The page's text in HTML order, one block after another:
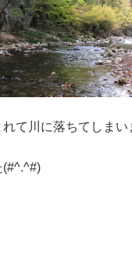
て川に落ちてしまい
(#^.^#)